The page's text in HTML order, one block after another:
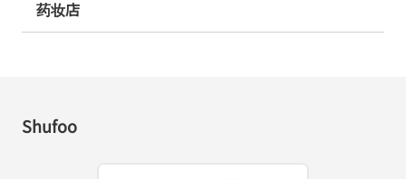
药妆店
Shufoo